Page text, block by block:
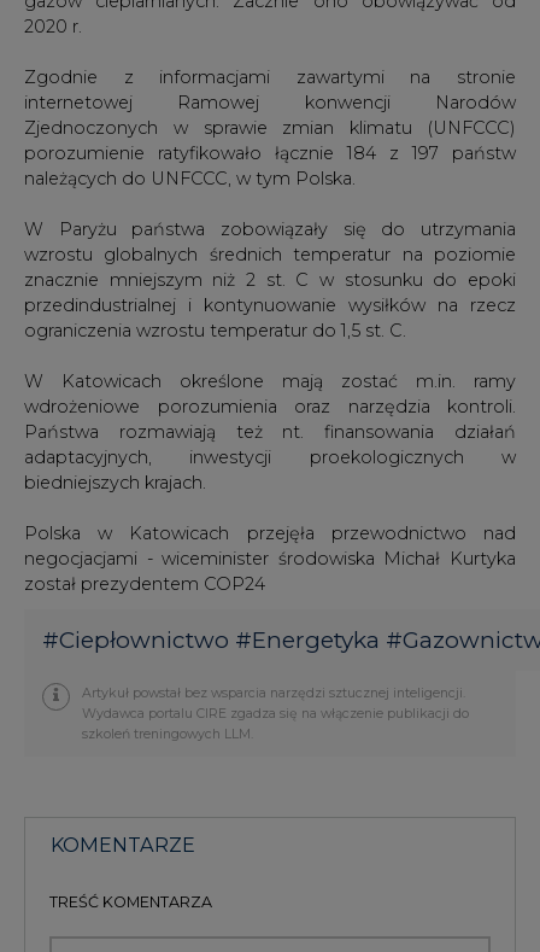
2020 r.
Zgodnie z informacjami zawartymi na stronie
internetowej Ramowej konwencji Narodów
Zjednoczonych w sprawie zmian klimatu (UNFCCC)
porozumienie ratyfikowało łącznie 184 z 197 państw
należących do UNFCCC, w tym Polska.
W Paryżu państwa zobowiązały się do utrzymania
wzrostu globalnych średnich temperatur na poziomie
znacznie mniejszym niż 2 st. C w stosunku do epoki
przedindustrialnej i kontynuowanie wysiłków na rzecz
ograniczenia wzrostu temperatur do 1,5 st. C.
W Katowicach określone mają zostać m.in. ramy
wdrożeniowe porozumienia oraz narzędzia kontroli.
Państwa rozmawiają też nt. finansowania działań
adaptacyjnych, inwestycji proekologicznych w
biedniejszych krajach.
Polska w Katowicach przejęła przewodnictwo nad
negocjacjami - wiceminister środowiska Michał Kurtyka
został prezydentem COP24
#Ciepłownictwo #Energetyka #
Artykuł powstał bez wsparcia narzędzi sztucznej inteligencji.
Wydawca portalu CIRE zgadza się na włączenie publikacji do
szkoleń treningowych LLM.
KOMENTARZE
TREŚĆ KOMENTARZA